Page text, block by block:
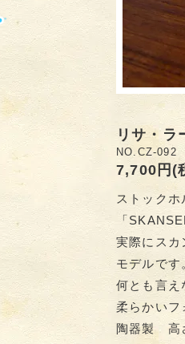
リサ・
NO.CZ-092
7,700円(
ストック
「
実際にスカ
モデルです
何とも言え
柔らかいフ
陶器製 高